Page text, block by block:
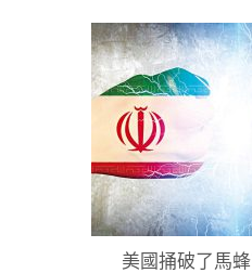
美國捅破了馬